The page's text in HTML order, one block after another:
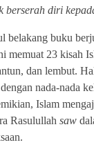
berserah diri
belakang buku
23 kisah
dan lembut.
nada-nada
Islam
Rasulullah saw